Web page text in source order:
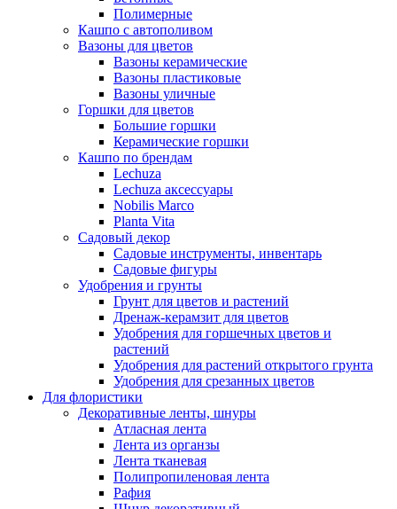
Полимерные
Кашпо с автополивом
Вазоны для цветов
Вазоны керамические
Вазоны пластиковые
Вазоны уличные
Горшки для цветов
Большие горшки
Керамические горшки
Кашпо по брендам
Lechuza
Lechuza аксессуары
Nobilis Marco
Planta Vita
Садовый декор
Садовые инструменты, инвентарь
Садовые фигуры
Удобрения и грунты
Грунт для цветов и растений
Дренаж-керамзит для цветов
Удобрения для горшечных цветов и
растений
Удобрения для растений открытого грунта
Удобрения для срезанных цветов
Для флористики
Декоративные ленты, шнуры
Атласная лента
Лента из органзы
Лента тканевая
Полипропиленовая лента
Рафия